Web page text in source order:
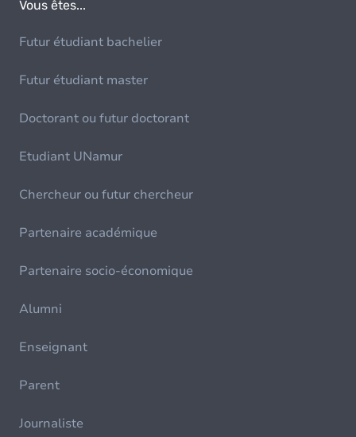
Vous êtes...
Futur étudiant bachelier
Futur étudiant master
Doctorant ou futur doctorant
Etudiant UNamur
Chercheur ou futur chercheur
Partenaire académique
Partenaire socio-économique
Alumni
Enseignant
Parent
Journaliste